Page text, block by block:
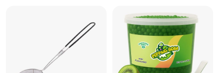
Bubble Tea